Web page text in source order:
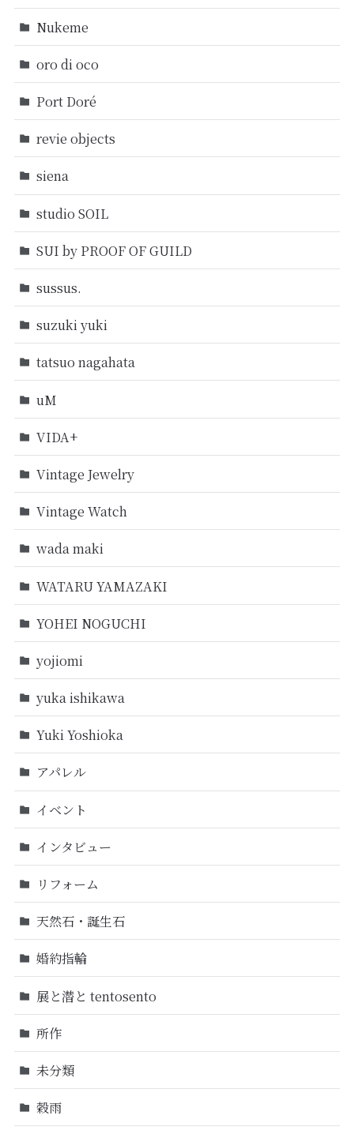
Nukeme
oro di oco
Port Doré
revie objects
siena
studio SOIL
SUI by PROOF OF GUILD
sussus.
suzuki yuki
tatsuo nagahata
uM
VIDA+
Vintage Jewelry
Vintage Watch
wada maki
WATARU YAMAZAKI
YOHEI NOGUCHI
yojiomi
yuka ishikawa
Yuki Yoshioka
アパレル
イベント
インタビュー
リフォーム
天然石・誕生石
婚約指輪
展と潜と tentosento
所作
未分類
穀雨